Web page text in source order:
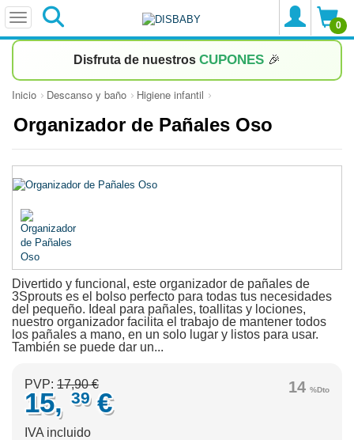
0
Disfruta de nuestros CUPONES 🎉
Inicio Descanso y baño Higiene infantil
Organizador de Pañales Oso
Divertido y funcional, este organizador de pañales de
3Sprouts es el bolso perfecto para todas tus necesidades
del pequeño. Ideal para pañales, toallitas y lociones,
nuestro organizador facilita el trabajo de mantener todos
los pañales a mano, en un solo lugar y listos para usar.
También se puede dar un...
14 %Dto
PVP: 17,90 €
15, 39 €
IVA incluido